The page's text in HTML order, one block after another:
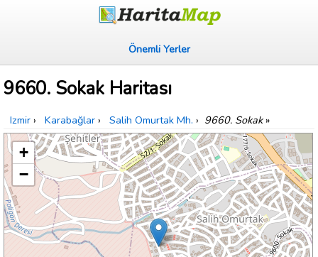
Önemli Yerler
9660. Sokak Haritası
Izmir › Karabağlar › Salih Omurtak Mh. › 9660. Sokak»
+
−